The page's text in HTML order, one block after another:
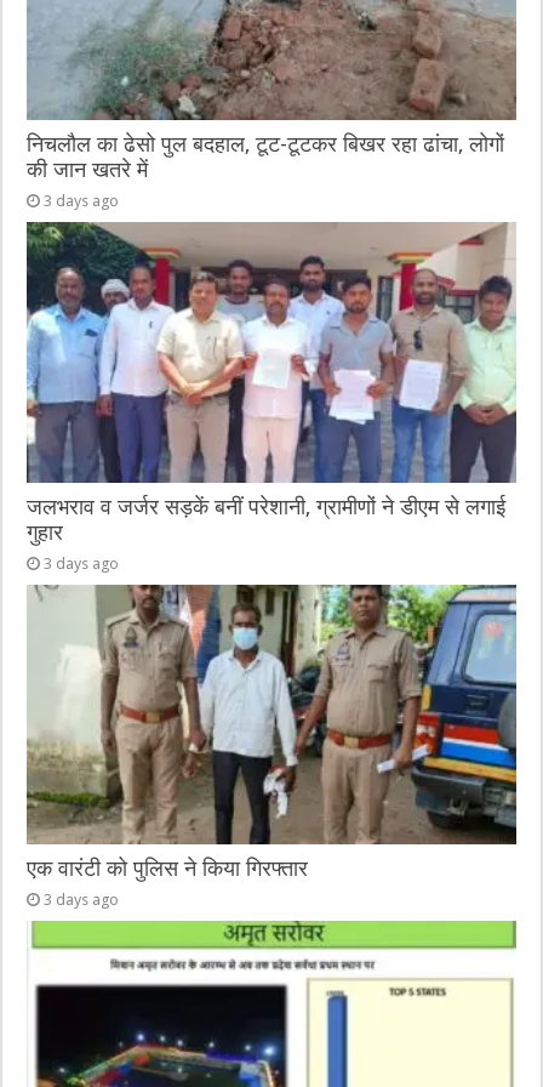
निचलौल का ढेसो पुल बदहाल, टूट-टूटकर बिखर रहा ढांचा, लोगों
की जान खतरे में
3 days ago
जलभराव व जर्जर सड़कें बनीं परेशानी, ग्रामीणों ने डीएम से लगाई
गुहार
3 days ago
एक वारंटी को पुलिस ने किया गिरफ्तार
3 days ago